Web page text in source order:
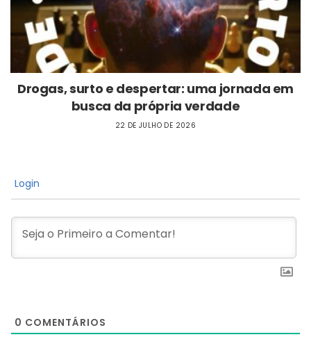
Drogas, surto e despertar: uma jornada em
busca da própria verdade
22 DE JULHO DE 2026
Login
0 COMENTÁRIOS